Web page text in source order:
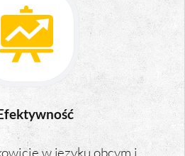
w języku obcym i